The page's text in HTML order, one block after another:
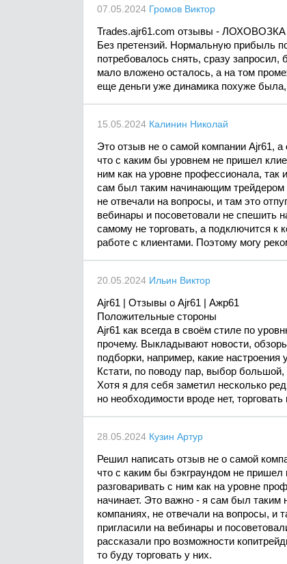
07.05.2024 Громов Виктор
Trades.ajr61.com отзывы - ЛОХОВОЗКА
Без претензий. Нормальную прибыль
потребовалось снять, сразу
мало вложено осталось, а на том
еще деньги уже динамика похуже
15.05.2024 Калинин Николай
Это отзыв не о самой компании Ajr61, а
что с каким бы уровнем не пришел
ним как на уровне профессионала, так
сам был таким начинающим трейдером
не отвечали на вопросы, и там это
вебинары и посоветовали не спешить
самому не торговать, а подключится к
работе с клиентами. Поэтому могу
20.05.2024 Ильин Виктор
Ajr61 | Отзывы о Ajr61 | Ажр61
Положительные стороны
Ajr61 как всегда в своём стиле по
прочему. Выкладывают новости,
подборки, например, какие настроения
Кстати, по поводу пар, выбор
Хотя я для себя заметил несколько
но необходимости вроде нет,
28.05.2024 Кузин Артур
Решил написать отзыв не о самой
что с каким бы бэкграундом не
разговаривать с ним как на уровне
начинает. Это важно - я сам был таким
компаниях, не отвечали на вопросы, и
пригласили на вебинары и
рассказали про возможности
то буду торговать у них.